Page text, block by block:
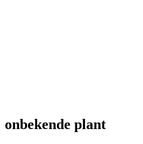
onbekende plant